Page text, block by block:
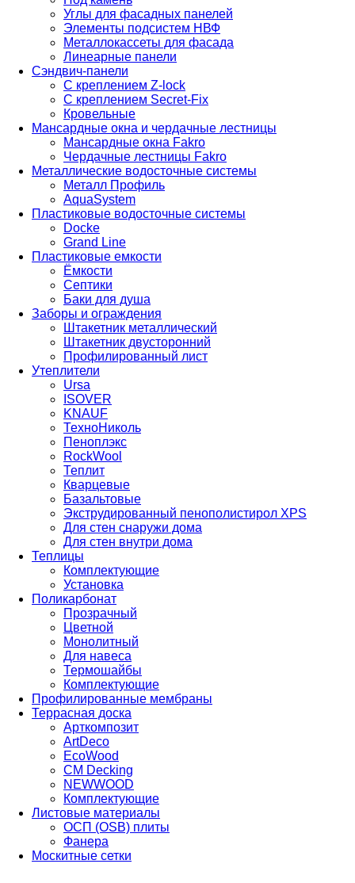
Углы для фасадных панелей
Элементы подсистем НВФ
Металлокассеты для фасада
Линеарные панели
Сэндвич-панели
С креплением Z-lock
С креплением Secret-Fix
Кровельные
Мансардные окна и чердачные лестницы
Мансардные окна Fakro
Чердачные лестницы Fakro
Металлические водосточные системы
Металл Профиль
AquaSystem
Пластиковые водосточные системы
Docke
Grand Line
Пластиковые емкости
Ёмкости
Септики
Баки для душа
Заборы и ограждения
Штакетник металлический
Штакетник двусторонний
Профилированный лист
Утеплители
Ursa
ISOVER
KNAUF
ТехноНиколь
Пеноплэкс
RockWool
Теплит
Кварцевые
Базальтовые
Экструдированный пенополистирол XPS
Для стен снаружи дома
Для стен внутри дома
Теплицы
Комплектующие
Установка
Поликарбонат
Прозрачный
Цветной
Монолитный
Для навеса
Термошайбы
Комплектующие
Профилированные мембраны
Террасная доска
Арткомпозит
ArtDeco
EcoWood
CM Decking
NEWWOOD
Комплектующие
Листовые материалы
ОСП (OSB) плиты
Фанера
Москитные сетки